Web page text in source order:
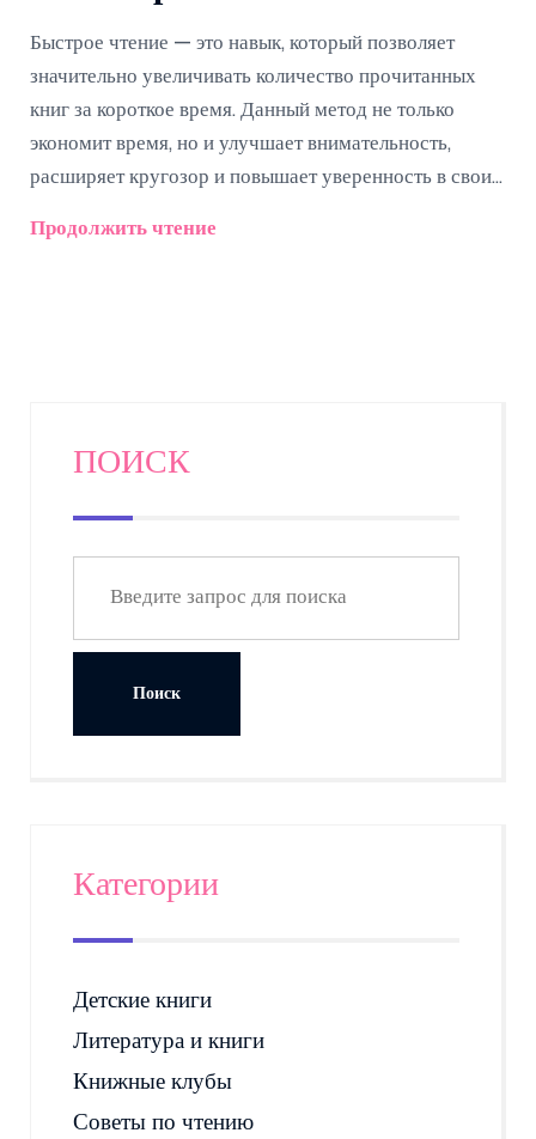
Быстрое чтение — это навык, который позволяет
значительно увеличивать количество прочитанных
книг за короткое время. Данный метод не только
экономит время, но и улучшает внимательность,
расширяет кругозор и повышает уверенность в своих
значительно повлиять на качество получения знаний
Продолжить чтение
ПОИСК
Категории
Детские книги
Литература и книги
Книжные клубы
Советы по чтению